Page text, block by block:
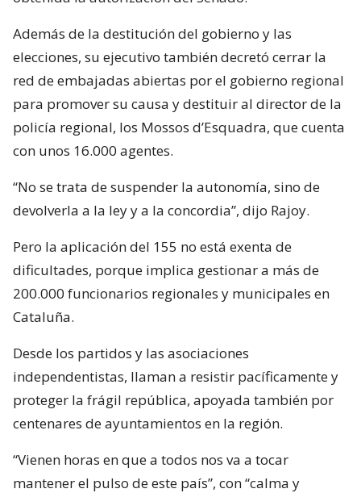
Además de la destitución del gobierno y las
elecciones, su ejecutivo también decretó cerrar la
red de embajadas abiertas por el gobierno regional
para promover su causa y destituir al director de la
policía regional, los Mossos d’Esquadra, que cuenta
con unos 16.000 agentes.
“No se trata de suspender la autonomía, sino de
devolverla a la ley y a la concordia”, dijo Rajoy.
Pero la aplicación del 155 no está exenta de
dificultades, porque implica gestionar a más de
200.000 funcionarios regionales y municipales en
Cataluña.
Desde los partidos y las asociaciones
independentistas, llaman a resistir pacíficamente y
proteger la frágil república, apoyada también por
centenares de ayuntamientos en la región.
“Vienen horas en que a todos nos va a tocar
mantener el pulso de este país”, con “calma y